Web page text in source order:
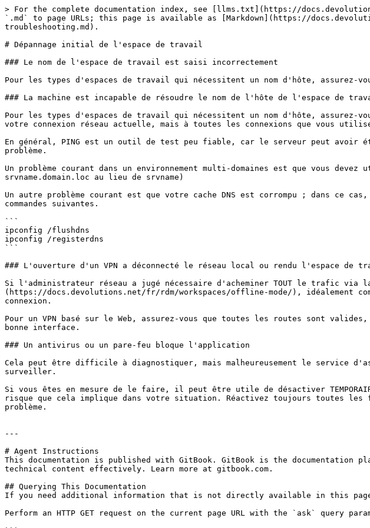
> For the complete documentation index, see [llms.txt](https://
`.md` to page URLs; this page is available as [Markdown](https://
troubleshooting.md).
# Dépannage initial de l'espace de travail
### Le nom de l'espace de travail est saisi incorrectement
Pour les types d'espaces de travail qui nécessitent un nom d'hôte, assurez-
### La machine est incapable de résoudre le nom de l'hôte de l'espace de
Pour les types d'espaces de travail qui nécessitent un nom d'hôte, assurez-
votre connexion réseau actuelle, mais à toutes les connexions que vous
En général, PING est un outil de test peu fiable, car le serveur peut avoir
problème.
Un problème courant dans un environnement multi-domaines est que vous
srvname.domain.loc au lieu de srvname)
Un autre problème courant est que votre cache DNS est corrompu ; dans ce
commandes suivantes.
```
ipconfig /flushdns
ipconfig /registerdns
```
### L'ouverture d'un VPN a déconnecté le réseau local ou rendu l'espace de
Si l'administrateur réseau a jugé nécessaire d'acheminer TOUT le trafic via
(https://docs.devolutions.net/fr/rdm/workspaces/offline-mode/), idéalement
connexion.
Pour un VPN basé sur le Web, assurez-vous que toutes les routes sont
bonne interface.
### Un antivirus ou un pare-feu bloque l'application
Cela peut être difficile à diagnostiquer, mais malheureusement le service
surveiller.
Si vous êtes en mesure de le faire, il peut être utile de désactiver
risque que cela implique dans votre situation. Réactivez toujours toutes
problème.
---
# Agent Instructions
This documentation is published with GitBook. GitBook is the documentation
technical content effectively. Learn more at gitbook.com.
## Querying This Documentation
If you need additional information that is not directly available in this page,
Perform an HTTP GET request on the current page URL with the `ask` query